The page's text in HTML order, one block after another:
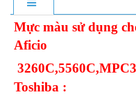
Mực màu sử dụng
Aficio
Toshiba :